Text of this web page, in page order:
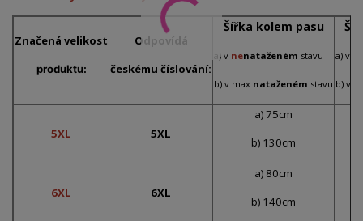
Značená velikost
produktu:
Odpovídá
českému číslování:
Šířka kolem pasu
a) v nenataženém stavu
b) v max nataženém stavu
a) v
b) v
5XL 5XL
a) 75cm
b) 130cm
6XL 6XL
a) 80cm
b) 140cm